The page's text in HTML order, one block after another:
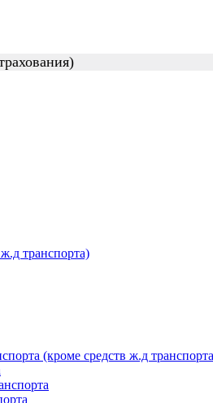
транспорта)
(кроме средств ж.д